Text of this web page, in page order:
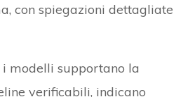
con spiegazioni dettagliate
i modelli supportano la
verificabili, indicano